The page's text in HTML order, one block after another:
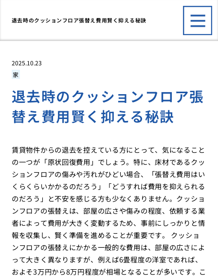
退去時のクッションフロア張替え費用賢く抑える秘訣
2025.10.23
家
退去時のクッションフロア張
替え費用賢く抑える秘訣
賃貸物件からの退去を控えている方にとって、気になること
の一つが「原状回復費用」でしょう。特に、床材であるクッ
ションフロアの傷みや汚れがひどい場合、「張替え費用はい
くらくらいかかるのだろう」「どうすれば費用を抑えられる
のだろう」と不安を感じる方も少なくありません。クッショ
ンフロアの張替えは、部屋の広さや傷みの程度、依頼する業
者によって費用が大きく変動するため、事前にしっかりと情
報を収集し、賢く準備を進めることが重要です。 クッショ
ンフロアの張替えにかかる一般的な費用は、部屋の広さによ
って大きく異なりますが、例えば6畳程度の洋室であれば、
およそ3万円から8万円程度が相場となることが多いです。こ